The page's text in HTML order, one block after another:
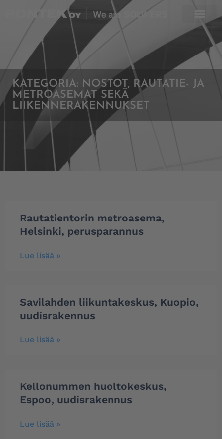
KATEGORIA: NOSTOT, RAUTATIE- JA
METROASEMAT SEKÄ
LIIKENNERAKENNUKSET
Rautatientorin metroasema,
Helsinki, perusparannus
Lue lisää »
Savilahden liikuntakeskus, Kuopio,
uudisrakennus
Lue lisää »
Kellonummen huoltokeskus,
Espoo, uudisrakennus
Lue lisää »